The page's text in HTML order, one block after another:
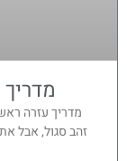
מדריך עזרה
זהב סגול, אבל